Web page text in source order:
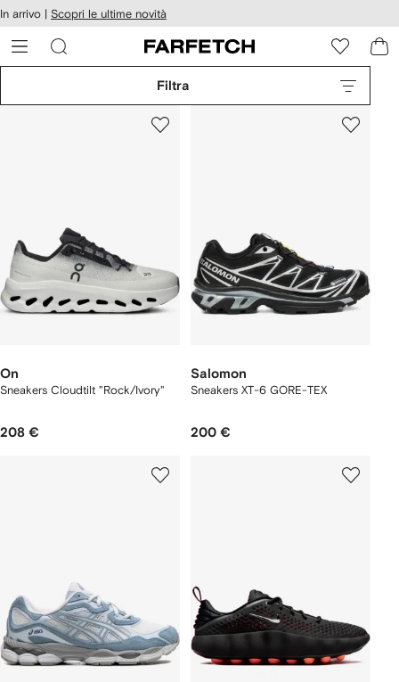
ai
In arrivo | Scopri le ultime novità
Filtra
On
Sneakers Cloudtilt "Rock/Ivory"
208 €
Salomon
Sneakers XT-6 GORE-TEX
200 €